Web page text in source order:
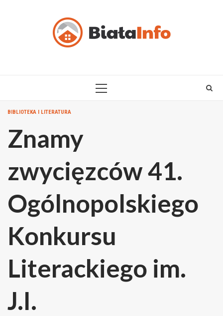
PRIMARY
BIBLIOTEKA I LITERATURA
Znamy
zwycięzców 41.
Ogólnopolskiego
Konkursu
Literackiego im.
J.I.